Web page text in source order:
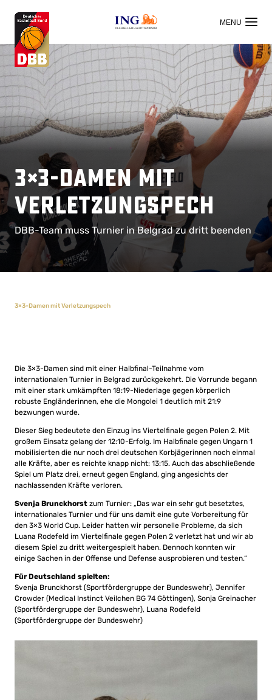
OFFIZIELLER HAUPTSPONSOR
3×3-Damen mit
Verletzungspech
DBB-Team muss Turnier in Belgrad zu dritt beenden
3×3-Damen mit Verletzungspech
Die 3×3-Damen sind mit einer Halbfinal-Teilnahme vom
internationalen Turnier in Belgrad zurückgekehrt. Die Vorrunde begann
mit einer stark umkämpften 18:19-Niederlage gegen körperlich
robuste Engländerinnen, ehe die Mongolei 1 deutlich mit 21:9
bezwungen wurde.
Dieser Sieg bedeutete den Einzug ins Viertelfinale gegen Polen 2. Mit
großem Einsatz gelang der 12:10-Erfolg. Im Halbfinale gegen Ungarn 1
mobilisierten die nur noch drei deutschen Korbjägerinnen noch einmal
alle Kräfte, aber es reichte knapp nicht: 13:15. Auch das abschließende
Spiel um Platz drei, erneut gegen England, ging angesichts der
nachlassenden Kräfte verloren.
Svenja Brunckhorst zum Turnier: „Das war ein sehr gut besetztes,
internationales Turnier und für uns damit eine gute Vorbereitung für
den 3×3 World Cup. Leider hatten wir personelle Probleme, da sich
Luana Rodefeld im Viertelfinale gegen Polen 2 verletzt hat und wir ab
diesem Spiel zu dritt weitergespielt haben. Dennoch konnten wir
einige Sachen in der Offense und Defense ausprobieren und testen.“
Für Deutschland spielten:
Svenja Brunckhorst (Sportfördergruppe der Bundeswehr), Jennifer
Crowder (Medical Instinct Veilchen BG 74 Göttingen), Sonja Greinacher
(Sportfördergruppe der Bundeswehr), Luana Rodefeld
(Sportfördergruppe der Bundeswehr)